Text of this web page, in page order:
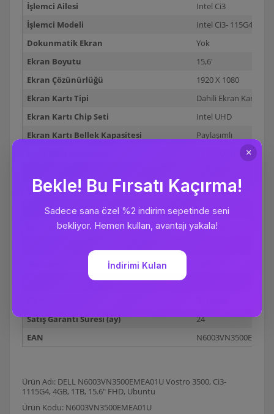
İşlemci Ailesi
Intel Ci3
İşlemci Modeli
Intel Ci3- 115G4 3.00
Dokunmatik Ekran
Yok
Ekran Boyutu
15,6'
Ekran Çözünürlüğü
1920 X 1080
Ekran Kartı Tipi
Dahili Ekran Kartı
Ekran Kartı Chip Seti
Intel UHD
Ekran Kartı Bellek Kapasitesi
Paylaşımlı
1TB 5400 rpm SATA
Ram (Sistem Belleği)
4GB
RAM Türü
DDR4-2666
İşletim Sistemi
Ubuntu
Satış Garanti Süresi (ay)
24
EAN
Ürün Adı: DELL N6003VN3500EMEA01U Vostro 3500, Ci3-
1115G4, 4GB, 1TB, 15.6" FHD, Ubuntu
Ürün Kodu: N6003VN3500EMEA01U